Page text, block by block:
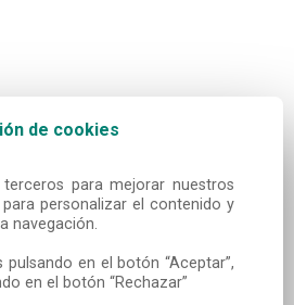
de cookies
para mejorar nuestros
personalizar el contenido y
navegación.
en el botón “Aceptar”,
en el botón “Rechazar”